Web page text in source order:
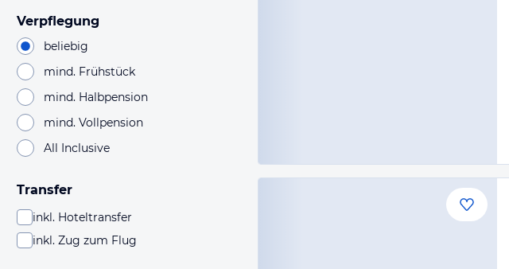
Verpflegung
beliebig
mind. Frühstück
mind. Halbpension
mind. Vollpension
All Inclusive
Transfer
inkl. Hoteltransfer
inkl. Zug zum Flug